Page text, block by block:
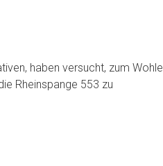
haben versucht, zum Wohle
Rheinspange 553 zu